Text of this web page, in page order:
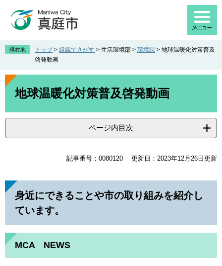
先
。
を
て
へ
現在地 トップ > 組織でさがす > 生活環境部 > 環境課 > 地球温暖化対策普及
啓発動画
本
地球温暖化対策普及啓発動画
ページ内目次
記事番号：0080120 更新日：2023年12月26日更新
身近にできることや市の取り組みを紹介し
ています。
MCA NEWS